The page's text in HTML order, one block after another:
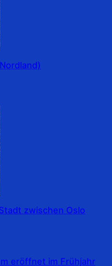
zwischen Oslo
eröffnet im Frühjahr